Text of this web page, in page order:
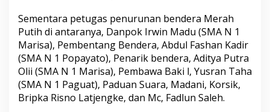
Sementara petugas penurunan bendera Merah
Putih di antaranya, Danpok Irwin Madu (SMA N 1
Marisa), Pembentang Bendera, Abdul Fashan Kadir
(SMA N 1 Popayato), Penarik bendera, Aditya Putra
Olii (SMA N 1 Marisa), Pembawa Baki l, Yusran Taha
(SMA N 1 Paguat), Paduan Suara, Madani, Korsik,
Bripka Risno Latjengke, dan Mc, Fadlun Saleh.